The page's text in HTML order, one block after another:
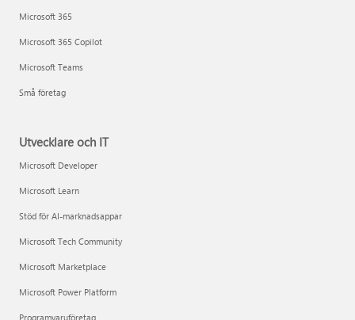
Microsoft 365
Microsoft 365 Copilot
Microsoft Teams
Små företag
Utvecklare och IT
Microsoft Developer
Microsoft Learn
Stöd för AI-marknadsappar
Microsoft Tech Community
Microsoft Marketplace
Microsoft Power Platform
Programvaruföretag